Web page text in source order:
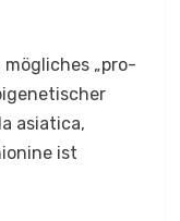
mögliches „pro-
asiatica,
ist